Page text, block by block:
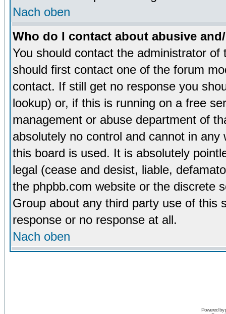
Nach oben
Who do I contact about abusive
You should contact the administrator
should first contact one of the forum
contact. If still get no response you
lookup) or, if this is running on a free
management or abuse department of
absolutely no control and cannot in
this board is used. It is absolutely
legal (cease and desist, liable,
the phpbb.com website or the discrete
Group about any third party use of this
response or no response at all.
Nach oben
Powered by